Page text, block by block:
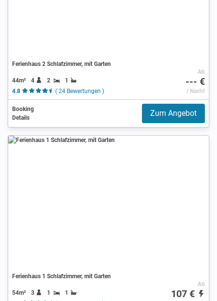
Ferienhaus 2 Schlafzimmer, mit Garten
44m² 4 2
1
4.8
( 24 Bewertungen )
Ab
--- €
/ Nacht
Booking
Details
Zum Angebot
Ferienhaus 1 Schlafzimmer, mit Garten
54m² 3 1
1
Ab
107 €